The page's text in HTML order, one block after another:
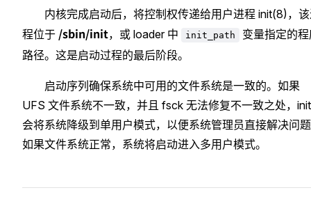
内核完成启动后，将控制权传递给用户进程 init(8)，
程位于 /sbin/init，或 loader 中 init_path
变量指定的
路径。这是启动过程的最后阶段。
启动序列确保系统中可用的文件系统是一致的。如果
UFS 文件系统不一致，并且 fsck 无法修复不一致之处，init
会将系统降级到单用户模式，以便系统管理员直接解决问
如果文件系统正常，系统将启动进入多用户模式。